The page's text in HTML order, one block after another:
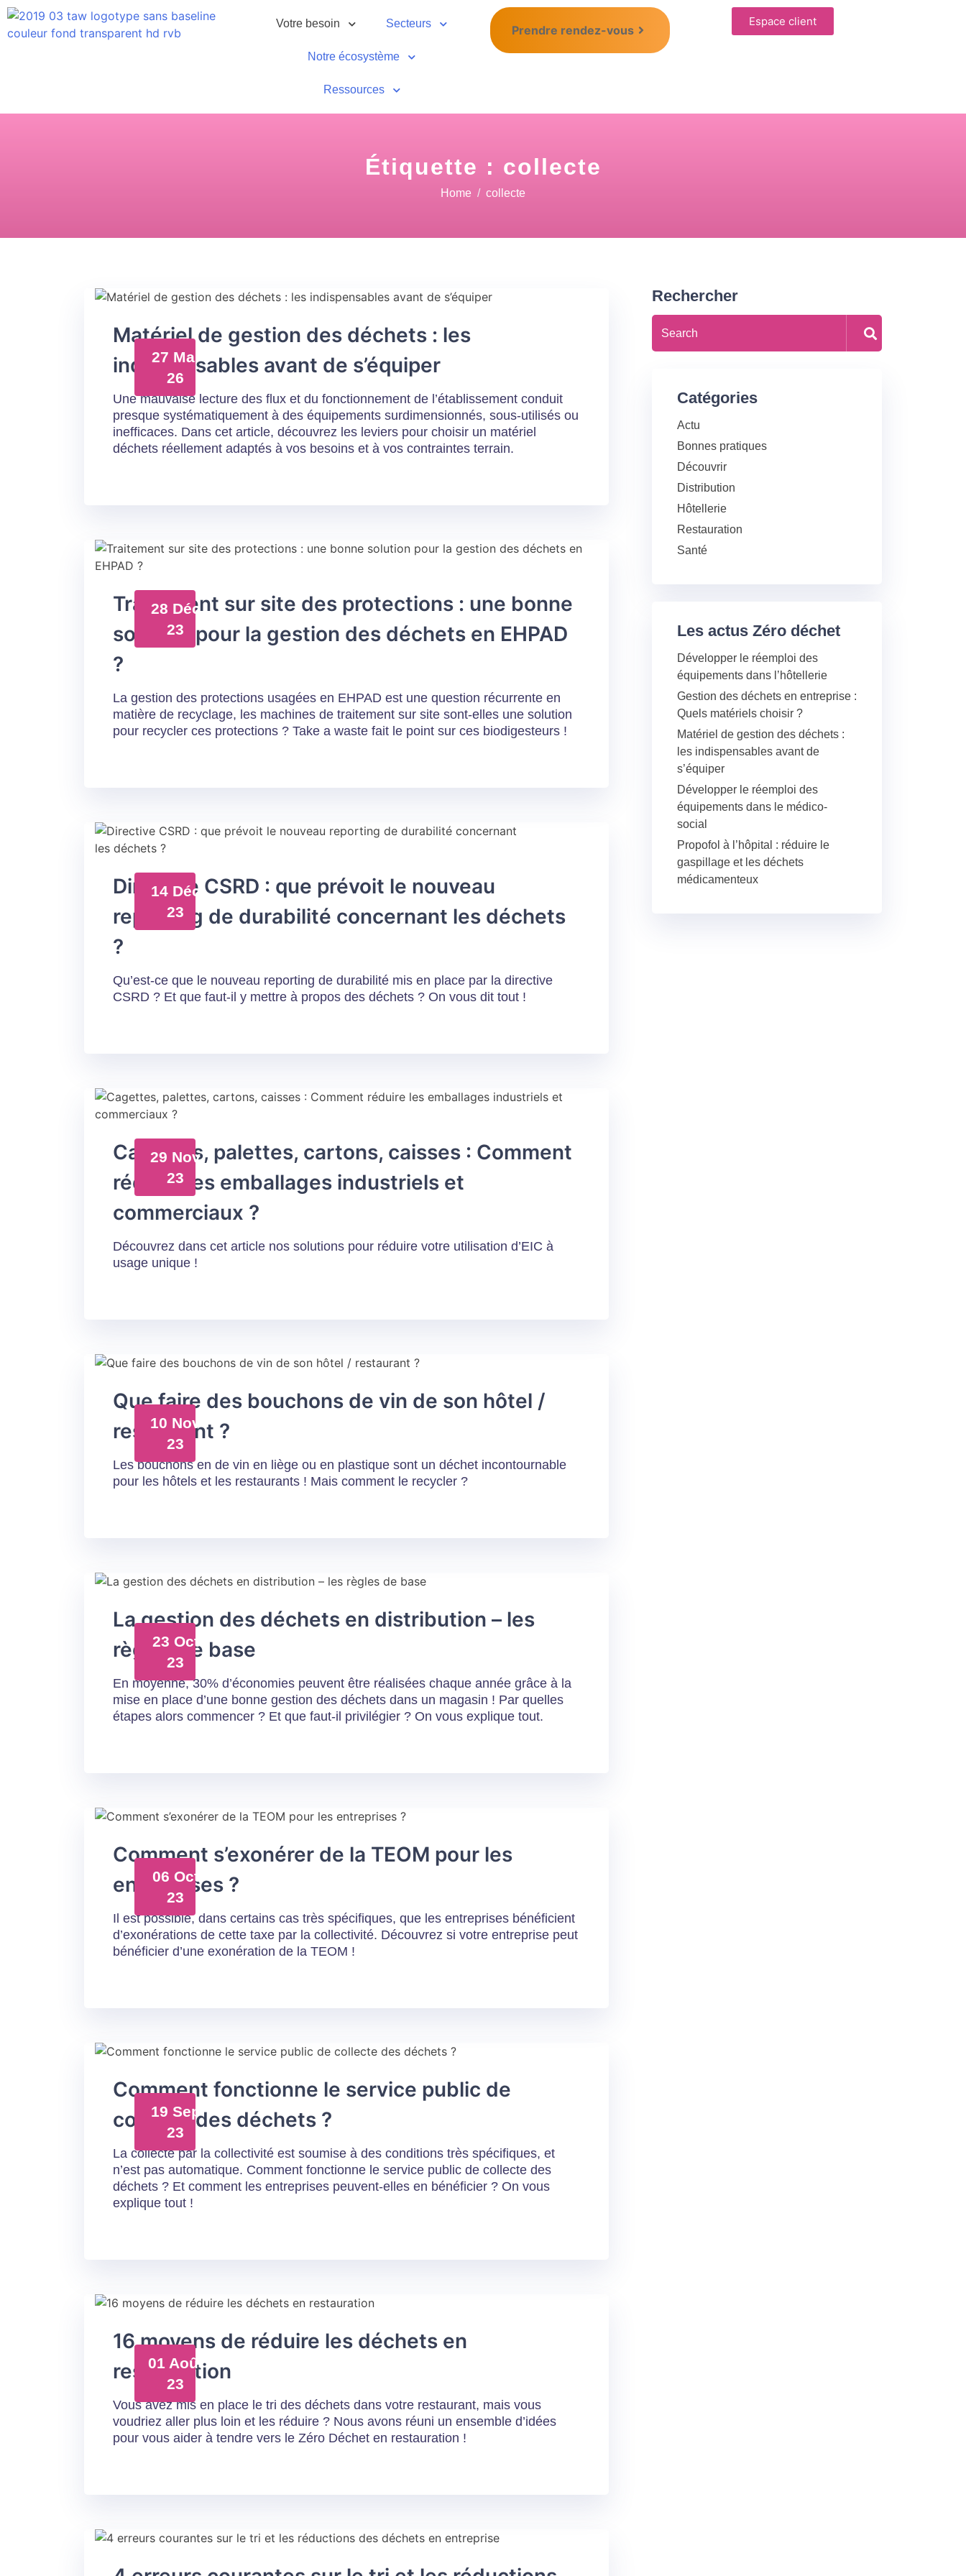
Votre besoin Secteurs
Notre écosystème
Ressources
Prendre rendez-vous
Espace client
Étiquette : collecte
Home collecte
27 Mai
26
Matériel de gestion des déchets : les
indispensables avant de s’équiper
Une mauvaise lecture des flux et du fonctionnement de l’établissement conduit
presque systématiquement à des équipements surdimensionnés, sous-utilisés ou
inefficaces. Dans cet article, découvrez les leviers pour choisir un matériel
déchets réellement adaptés à vos besoins et à vos contraintes terrain.
28 Déc
23
Traitement sur site des protections : une bonne
solution pour la gestion des déchets en EHPAD
?
La gestion des protections usagées en EHPAD est une question récurrente en
matière de recyclage, les machines de traitement sur site sont-elles une solution
pour recycler ces protections ? Take a waste fait le point sur ces biodigesteurs !
14 Déc
23
Directive CSRD : que prévoit le nouveau
reporting de durabilité concernant les déchets
?
Qu’est-ce que le nouveau reporting de durabilité mis en place par la directive
CSRD ? Et que faut-il y mettre à propos des déchets ? On vous dit tout !
29 Nov
23
Cagettes, palettes, cartons, caisses : Comment
réduire les emballages industriels et
commerciaux ?
Découvrez dans cet article nos solutions pour réduire votre utilisation d’EIC à
usage unique !
10 Nov
23
Que faire des bouchons de vin de son hôtel /
restaurant ?
Les bouchons en de vin en liège ou en plastique sont un déchet incontournable
pour les hôtels et les restaurants ! Mais comment le recycler ?
23 Oct
23
La gestion des déchets en distribution – les
règles de base
En moyenne, 30% d’économies peuvent être réalisées chaque année grâce à la
mise en place d’une bonne gestion des déchets dans un magasin ! Par quelles
étapes alors commencer ? Et que faut-il privilégier ? On vous explique tout.
06 Oct
23
Comment s’exonérer de la TEOM pour les
entreprises ?
Il est possible, dans certains cas très spécifiques, que les entreprises bénéficient
d’exonérations de cette taxe par la collectivité. Découvrez si votre entreprise peut
bénéficier d’une exonération de la TEOM !
19 Sep
23
Comment fonctionne le service public de
collecte des déchets ?
La collecte par la collectivité est soumise à des conditions très spécifiques, et
n’est pas automatique. Comment fonctionne le service public de collecte des
déchets ? Et comment les entreprises peuvent-elles en bénéficier ? On vous
explique tout !
01 Août
23
16 moyens de réduire les déchets en
restauration
Vous avez mis en place le tri des déchets dans votre restaurant, mais vous
voudriez aller plus loin et les réduire ? Nous avons réuni un ensemble d’idées
pour vous aider à tendre vers le Zéro Déchet en restauration !
Rechercher
Catégories
Actu
Bonnes pratiques
Découvrir
Distribution
Hôtellerie
Restauration
Santé
Les actus Zéro déchet
Développer le réemploi des
équipements dans l’hôtellerie
Gestion des déchets en entreprise :
Quels matériels choisir ?
Matériel de gestion des déchets :
les indispensables avant de
s’équiper
Développer le réemploi des
équipements dans le médico-
social
Propofol à l’hôpital : réduire le
gaspillage et les déchets
médicamenteux